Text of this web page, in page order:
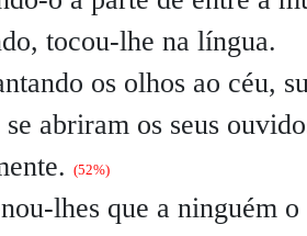
tocou-lhe na língua.
os olhos ao céu,
abriram os seus
(52%)
lhes que a ninguém